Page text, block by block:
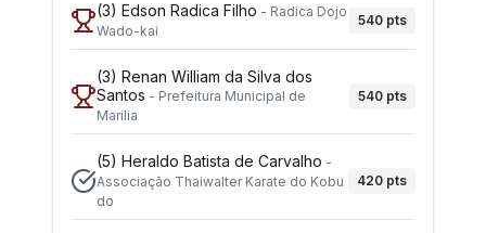
(3) Edson Radica Filho - Radica Dojo
Wado-kai
540 pts
(3) Renan William da Silva dos
Santos - Prefeitura Municipal de
Marilia
540 pts
(5) Heraldo Batista de Carvalho -
Associação Thaiwalter Karate do Kobu
do
420 pts